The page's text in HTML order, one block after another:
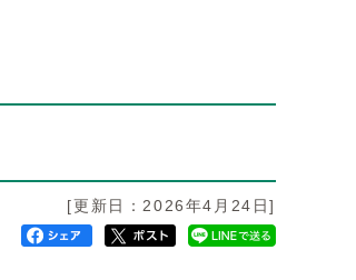
[更新日：2026年4月24日]